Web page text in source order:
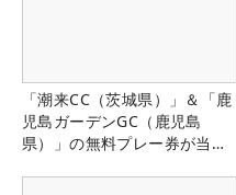
「潮来CC（茨城県）」＆「鹿
児島ガーデンGC（鹿児島
県）」の無料プレー券が当た